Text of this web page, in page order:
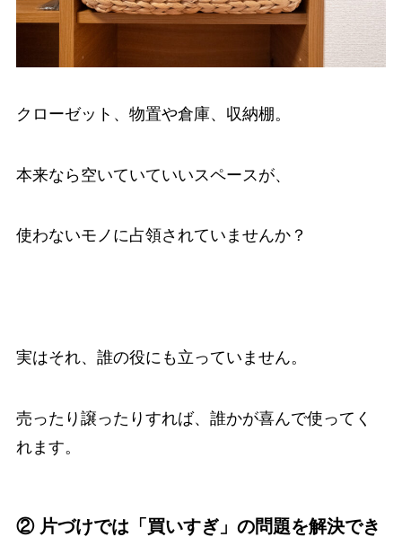
クローゼット、物置や倉庫、収納棚。
本来なら空いていていいスペースが、
使わないモノに占領されていませんか？
実はそれ、誰の役にも立っていません。
売ったり譲ったりすれば、誰かが喜んで使ってく
れます。
② 片づけでは「買いすぎ」の問題を解決でき